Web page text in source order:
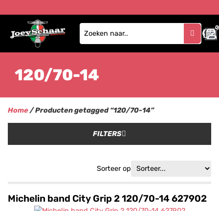
0
0
120/70-14
Home/ Producten getagged “120/70-14”
FILTERS
Sorteer op
Michelin band City Grip 2 120/70-14 627902